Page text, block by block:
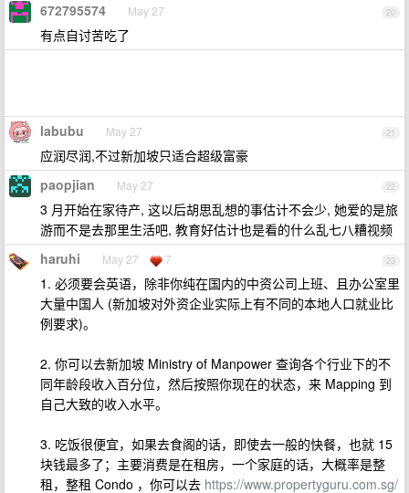
20
672795574 May 27
有点自讨苦吃了
21
labubu May 27
应润尽润,不过新加坡只适合超级富豪
22
paopjian May 27
3 月开始在家待产, 这以后胡思乱想的事估计不会少, 她爱的是旅
游而不是去那里生活吧, 教育好估计也是看的什么乱七八糟视频
23
haruhi May 27 7
1. 必须要会英语，除非你纯在国内的中资公司上班、且办公室里
大量中国人 (新加坡对外资企业实际上有不同的本地人口就业比
例要求)。
2. 你可以去新加坡 Ministry of Manpower 查询各个行业下的不
同年龄段收入百分位，然后按照你现在的状态，来 Mapping 到
自己大致的收入水平。
3. 吃饭很便宜，如果去食阁的话，即使去一般的快餐，也就 15
块钱最多了；主要消费是在租房，一个家庭的话，大概率是整
租，整租 Condo ，你可以去 https://www.propertyguru.com.sg/